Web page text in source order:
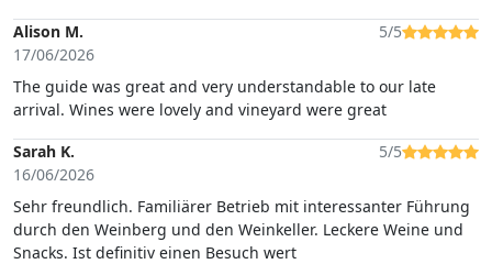
Alison M.
17/06/2026
5/5
The guide was great and very understandable to our late
arrival. Wines were lovely and vineyard were great
Sarah K.
16/06/2026
5/5
Sehr freundlich. Familiärer Betrieb mit interessanter Führung
durch den Weinberg und den Weinkeller. Leckere Weine und
Snacks. Ist definitiv einen Besuch wert